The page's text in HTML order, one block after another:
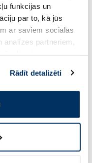
funkcijas un
par to, kā jūs
ar saviem sociālās
partneriem,
sīkdatņu
izvēli:
Rādīt detalizēti
Standarta cena: 6.99 €
☀️